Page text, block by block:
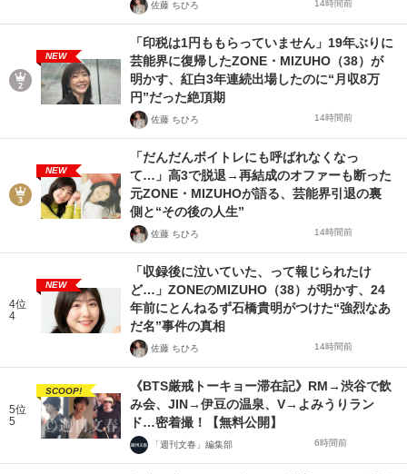
佐藤 ちひろ 14時間前
NEW
「印税は1円ももらっていません」19年ぶりに
芸能界に復帰したZONE・MIZUHO（38）が
明かす、紅白3年連続出場したのに“月収8万
円”だった絶頂期
佐藤 ちひろ 14時間前
NEW
「だんだんボイトレにも呼ばれなくなっ
て…」高3で脱退→再結成のオファーも断った
元ZONE・MIZUHOが語る、芸能界引退の裏
側と“その後の人生”
佐藤 ちひろ 14時間前
4位
4
NEW
「収録後に泣いていた、って報じられたけ
ど…」ZONEのMIZUHO（38）が明かす、24
年前にとんねるず石橋貴明がつけた“強烈なあ
だ名”事件の真相
佐藤 ちひろ 14時間前
5位
5
SCOOP!
《BTS厳戒トーキョー滞在記》RM→渋谷で飲
み会、JIN→伊豆の温泉、V→よみうりラン
ド…密着撮！【無料公開】
「週刊文春」編集部 6時間前